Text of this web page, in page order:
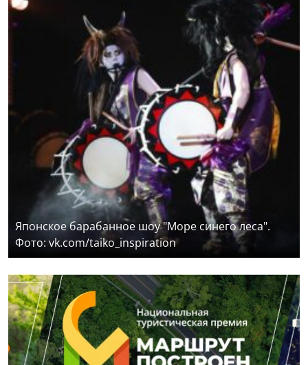
Японское барабанное шоу "Море синего леса".
Фото: vk.com/taiko_inspiration